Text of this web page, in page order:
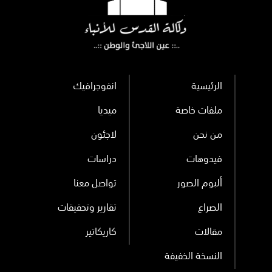
الرئيسية انفوجرافيك
ملفات خاصة ميديا
من نحن لاجئون
فيدوهات دراسات
ألبوم الصور تواصل معنا
الصراع تقارير وتحقيقات
مقالات كاريكاتير
النسخة الخفيفة